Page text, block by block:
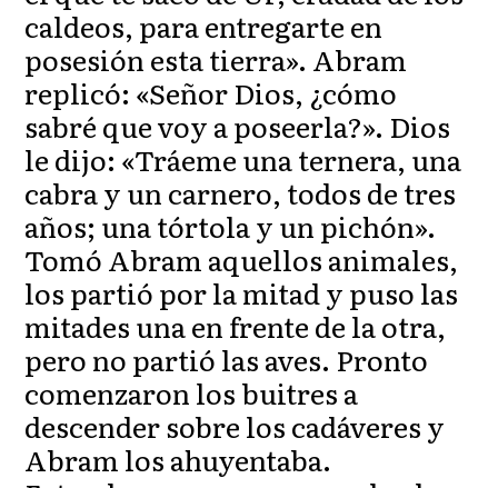
caldeos, para entregarte en
posesión esta tierra». Abram
replicó: «Señor Dios, ¿cómo
sabré que voy a poseerla?». Dios
le dijo: «Tráeme una ternera, una
cabra y un carnero, todos de tres
años; una tórtola y un pichón».
Tomó Abram aquellos animales,
los partió por la mitad y puso las
mitades una en frente de la otra,
pero no partió las aves. Pronto
comenzaron los buitres a
descender sobre los cadáveres y
Abram los ahuyentaba.